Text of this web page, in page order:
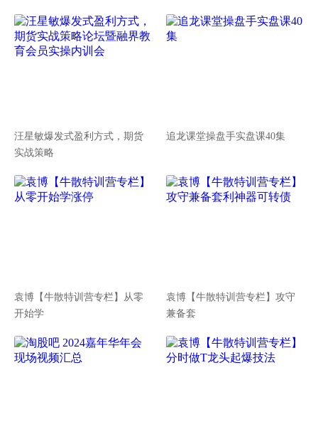
汪星敏爆发式盈利方式，期货
实战策略
追龙课堂操盘手实盘课40集
袁博【牛散特训营专栏】从零
开始学
袁博【牛散特训营专栏】攻守
兼备套